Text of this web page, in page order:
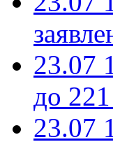
23.07
до
23.07